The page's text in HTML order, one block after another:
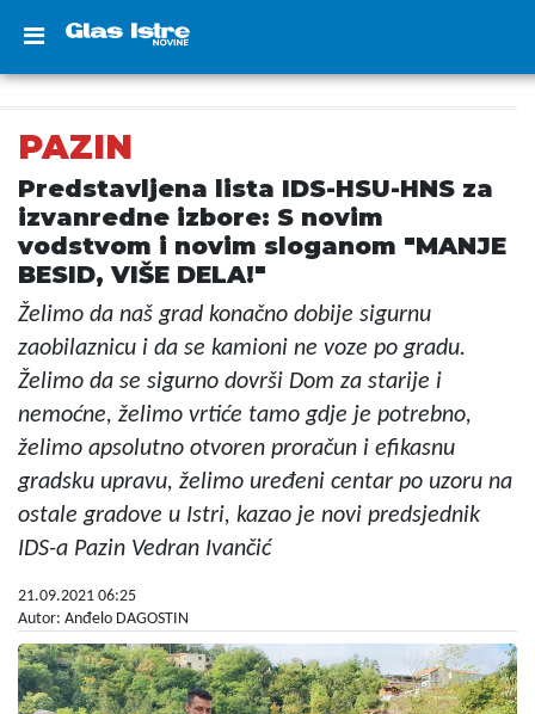
PAZIN
Predstavljena lista IDS-HSU-HNS za
izvanredne izbore: S novim
vodstvom i novim sloganom "MANJE
BESID, VIŠE DELA!"
Želimo da naš grad konačno dobije sigurnu
zaobilaznicu i da se kamioni ne voze po gradu.
Želimo da se sigurno dovrši Dom za starije i
nemoćne, želimo vrtiće tamo gdje je potrebno,
želimo apsolutno otvoren proračun i efikasnu
gradsku upravu, želimo uređeni centar po uzoru na
ostale gradove u Istri, kazao je novi predsjednik
IDS-a Pazin Vedran Ivančić
21.09.2021 06:25
Autor: Anđelo DAGOSTIN